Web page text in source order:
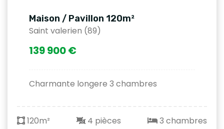
Maison / Pavillon 120m²
Saint valerien (89)
139 900 €
Charmante longere 3 chambres
120m² 4 pièces 3 chambres